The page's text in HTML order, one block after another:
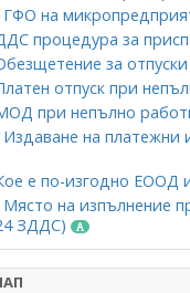
на
процедура за
за
отпуск при
при непълно
на платежни
е по-изгодно ЕООД
на изпълнение
ЗДДС)